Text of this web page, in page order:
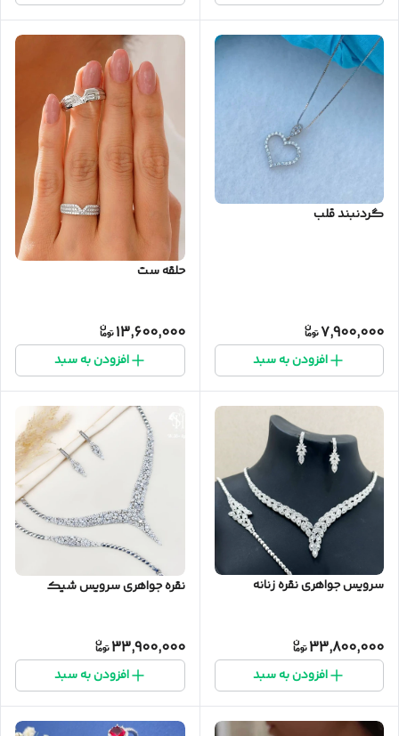
گردنبند قلب
7,900,000
افزودن به سبد
حلقه ست
13,600,000
افزودن به سبد
سرویس جواهری نقره زنانه
33,800,000
افزودن به سبد
نقره جواهری سرویس شیک
33,900,000
افزودن به سبد